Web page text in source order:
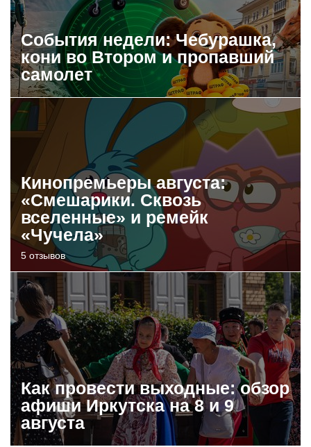
События недели: Чебурашка,
кони во Втором и пропавший
самолет
Кинопремьеры августа:
«Смешарики. Сквозь
вселенные» и ремейк
«Чучела»
5 отзывов
Как провести выходные: обзор
афиши Иркутска на 8 и 9
августа